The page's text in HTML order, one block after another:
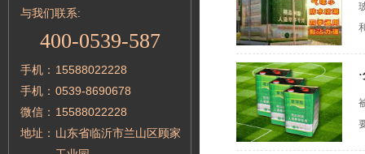
与我们联系:
400-0539-587
手机： 15588022228
手机： 0539-8690678
微信： 15588022228
地址： 山东省临沂市兰山区顾家
·